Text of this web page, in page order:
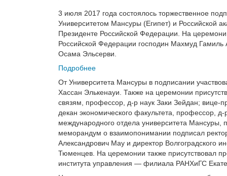
3 июля 2017 года состоялось торжественное
Университетом Мансуры (Египет) и Российской
Президенте Российской Федерации. На
Российской Федерации господин Махмуд Гамиль
Осама Эльсерви.
Подробнее
От Университета Мансуры в подписании
Хассан Элькенауи. Также на церемонии
связям, профессор, д-р наук Заки Зейдан;
декан экономического факультета, профессор,
международного отдела университета
меморандум о взаимопонимании подписал
Александрович Мау и директор Волгоградского
Тюменцев. На церемонии также присутствовал
института управления — филиала РАНХиГС